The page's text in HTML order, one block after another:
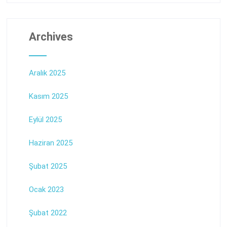
Archives
Aralık 2025
Kasım 2025
Eylül 2025
Haziran 2025
Şubat 2025
Ocak 2023
Şubat 2022